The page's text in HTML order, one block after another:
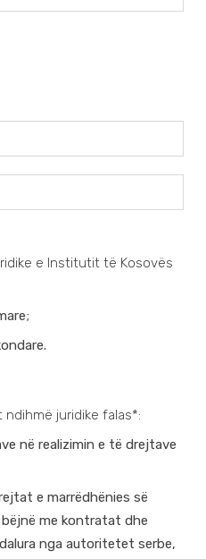
e Institutit të Kosovës
juridike falas*:
në realizimin e të drejtave
e marrëdhënies së
me kontratat dhe
nga autoritetet serbe,